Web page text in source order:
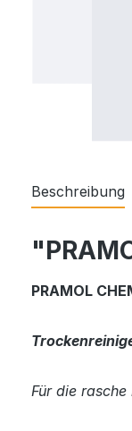
Beschreibung
PRAMOL
Für die